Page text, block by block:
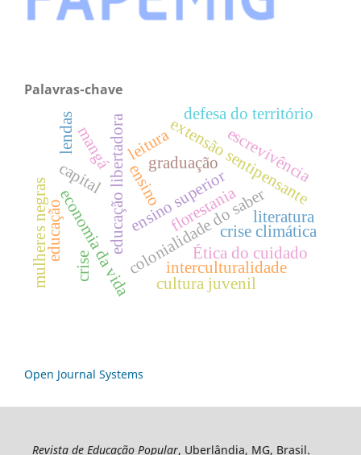
Palavras-chave
extensão sentipensante
colonialidade do saber
educação libertadora florestania
Ética do cuidado
interculturalidade
ensino superior
defesa do território
economia da vida crise climática
crise
capital ensinograduação escrevivência
literatura
educação
mulheres negras
mangá leitura
cultura juvenil
lendas
Open Journal Systems
Revista de Educação Popular, Uberlândia, MG, Brasil.